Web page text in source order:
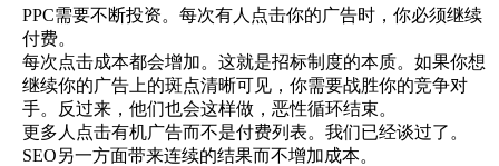
PPC需要不断投资。每次有人点击你的广告时，你必须继续
付费。
每次点击成本都会增加。这就是招标制度的本质。如果你想
继续你的广告上的斑点清晰可见，你需要战胜你的竞争对
手。反过来，他们也会这样做，恶性循环结束。
更多人点击有机广告而不是付费列表。我们已经谈过了。
SEO另一方面带来连续的结果而不增加成本。